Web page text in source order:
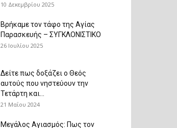
10 Δεκεμβρίου 2025
Βρήκαμε τον τάφο της Αγίας
Παρασκευής – ΣΥΓΚΛΟΝΙΣΤΙΚΟ
26 Ιουλίου 2025
Δείτε πως δοξάζει ο Θεός
αυτούς που νηστεύουν την
Τετάρτη και...
21 Μαΐου 2024
Μεγάλος Αγιασμός: Πως τον